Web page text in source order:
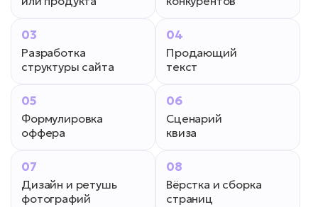
03
Разработка
структуры сайта
04
Продающий
текст
05
Формулировка
оффера
06
Сценарий
квиза
07
Дизайн и ретушь
фотографий
08
Вёрстка и сборка
страниц